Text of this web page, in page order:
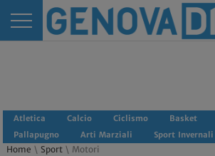
Atletica Calcio Ciclismo Basket
Pallapugno
Arti Marziali Sport Invernali
Home \ Sport\ Motori